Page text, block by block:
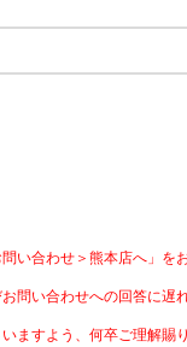
い合わせ＞熊本店へ」を
い合わせへの回答に遅
ますよう、何卒ご理解賜